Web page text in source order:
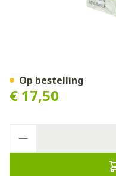
€ 17,50
Op bestelling